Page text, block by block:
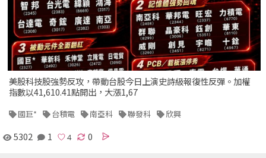
美股科技股強勢反攻，帶動台股今日上演史詩級報復性反彈。加權
指數以41,610.41點開出，大漲1,67
國巨* 台積電 南亞科 聯發科 欣興
5302 1 0